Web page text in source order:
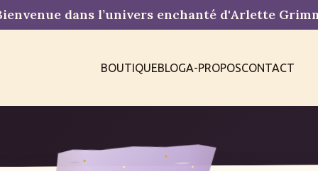
dans l’univers enchanté d'Arlette
BOUTIQUEBLOGA-PROPOSCONTACT